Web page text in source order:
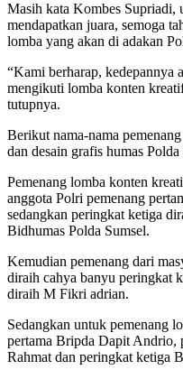
Masih kata Kombes Supriadi,
mendapatkan juara, semoga
lomba yang akan di adakan
“Kami berharap, kedepannya
mengikuti lomba konten
tutupnya.
Berikut nama-nama
dan desain grafis humas Polda
Pemenang lomba konten
anggota Polri pemenang
sedangkan peringkat ketiga
Bidhumas Polda Sumsel.
Kemudian pemenang dari
diraih cahya banyu peringkat
diraih M Fikri adrian.
Sedangkan untuk pemenang
pertama Bripda Dapit Andrio,
Rahmat dan peringkat ketiga